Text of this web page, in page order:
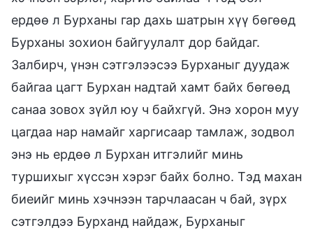
ердөө л Бурханы гар дахь шатрын хүү бөгөөд
Бурханы зохион байгуулалт дор байдаг.
Залбирч, үнэн сэтгэлээсээ Бурханыг дуудаж
байгаа цагт Бурхан надтай хамт байх бөгөөд
санаа зовох зүйл юу ч байхгүй. Энэ хорон муу
цагдаа нар намайг харгисаар тамлаж, зодвол
энэ нь ердөө л Бурхан итгэлийг минь
туршихыг хүссэн хэрэг байх болно. Тэд махан
биеийг минь хэчнээн тарчлаасан ч бай, зүрх
сэтгэлдээ Бурханд найдаж, Бурханыг